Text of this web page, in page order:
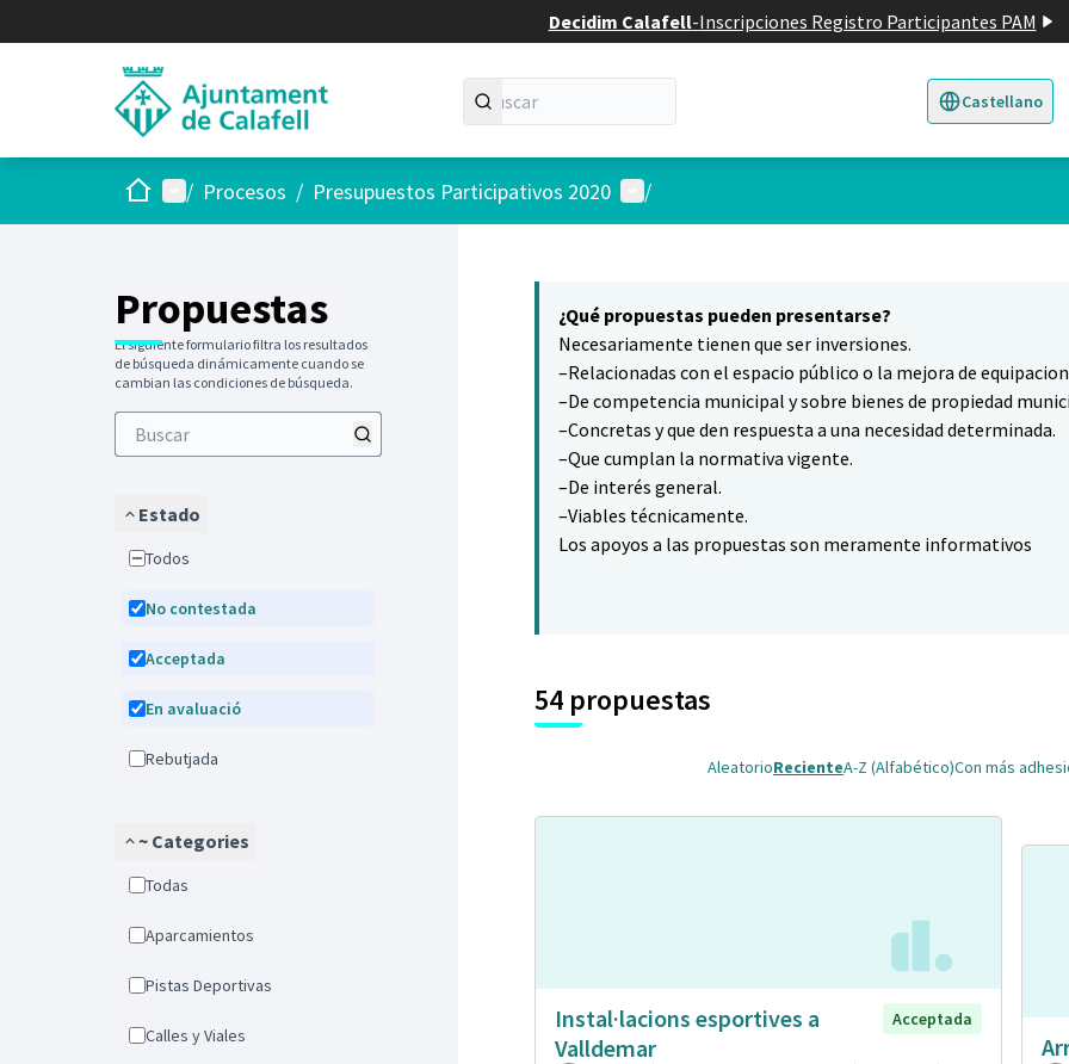
Decidim Calafell-Inscripciones Registro Participantes PAM
Castellano
Triar la llengua
InicioMenú principal
/ Procesos / Presupuestos Participativos 2020 Menú de usuario
/
Propuestas
El siguiente formulario filtra los resultados
de búsqueda dinámicamente cuando se
cambian las condiciones de búsqueda.
Estado
Todos
No contestada
Acceptada
En avaluació
Rebutjada
~ Categories
Todas
Aparcamientos
Pistas Deportivas
Calles y Viales
¿Qué propuestas pueden presentarse?
Necesariamente tienen que ser inversiones.
–Relacionadas con el espacio público o la mejora de
–De competencia municipal y sobre bienes de propiedad
–Concretas y que den respuesta a una necesidad determinada.
–Que cumplan la normativa vigente.
–De interés general.
–Viables técnicamente.
Los apoyos a las propuestas son meramente informativos
54 propuestas
AleatorioRecienteA-Z (Alfabético)Con más
Instal·lacions esportives a
Valldemar
Acceptada